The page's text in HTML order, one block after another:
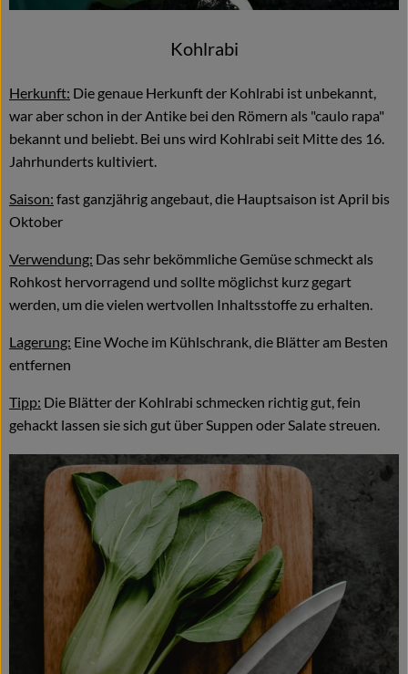
Kohlrabi
Herkunft: Die genaue Herkunft der Kohlrabi ist unbekannt,
war aber schon in der Antike bei den Römern als "caulo rapa"
bekannt und beliebt. Bei uns wird Kohlrabi seit Mitte des 16.
Jahrhunderts kultiviert.
Saison: fast ganzjährig angebaut, die Hauptsaison ist April bis
Oktober
Verwendung: Das sehr bekömmliche Gemüse schmeckt als
Rohkost hervorragend und sollte möglichst kurz gegart
werden, um die vielen wertvollen Inhaltsstoffe zu erhalten.
Lagerung: Eine Woche im Kühlschrank, die Blätter am Besten
entfernen
Tipp: Die Blätter der Kohlrabi schmecken richtig gut, fein
gehackt lassen sie sich gut über Suppen oder Salate streuen.